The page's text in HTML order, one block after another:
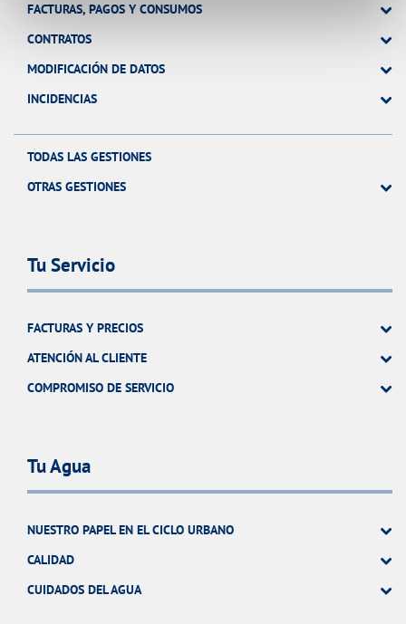
FACTURAS, PAGOS Y CONSUMOS
CONTRATOS
MODIFICACIÓN DE DATOS
INCIDENCIAS
TODAS LAS GESTIONES
OTRAS GESTIONES
Tu Servicio
FACTURAS Y PRECIOS
ATENCIÓN AL CLIENTE
COMPROMISO DE SERVICIO
Tu Agua
NUESTRO PAPEL EN EL CICLO URBANO
CALIDAD
CUIDADOS DEL AGUA